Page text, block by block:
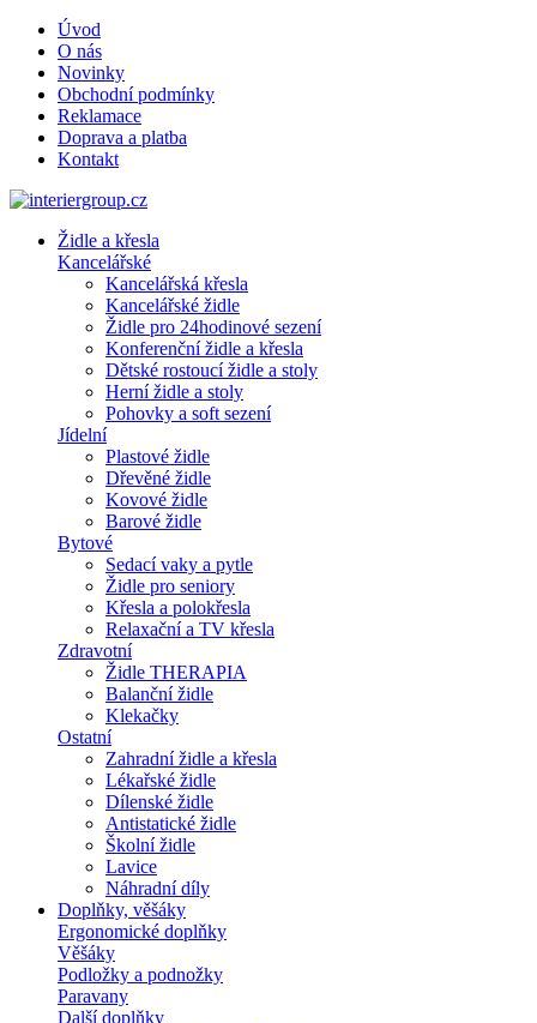
Úvod
O nás
Novinky
Obchodní podmínky
Reklamace
Doprava a platba
Kontakt
Židle a křesla
Kancelářské
Kancelářská křesla
Kancelářské židle
Židle pro 24hodinové sezení
Konferenční židle a křesla
Dětské rostoucí židle a stoly
Herní židle a stoly
Pohovky a soft sezení
Jídelní
Plastové židle
Dřevěné židle
Kovové židle
Barové židle
Bytové
Sedací vaky a pytle
Židle pro seniory
Křesla a polokřesla
Relaxační a TV křesla
Zdravotní
Židle THERAPIA
Balanční židle
Klekačky
Ostatní
Zahradní židle a křesla
Lékařské židle
Dílenské židle
Antistatické židle
Školní židle
Lavice
Náhradní díly
Doplňky, věšáky
Ergonomické doplňky
Věšáky
Podložky a podnožky
Paravany
Další doplňky